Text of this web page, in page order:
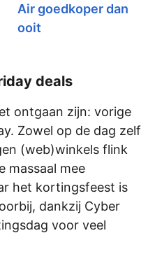
Air goedkoper dan
ooit
deals
ontgaan zijn: vorige
Zowel op de dag zelf
(web)winkels flink
massaal mee
het kortingsfeest is
dankzij Cyber
voor veel